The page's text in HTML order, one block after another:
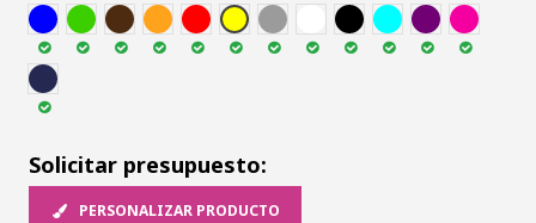
AZUL
VER MARR NARA ROJ AMA GRI BLA NEG AZC MORA FUCSI
MAR
Solicitar presupuesto:
PERSONALIZAR PRODUCTO